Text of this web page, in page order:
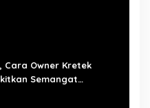
Cara Owner Kretek
Semangat